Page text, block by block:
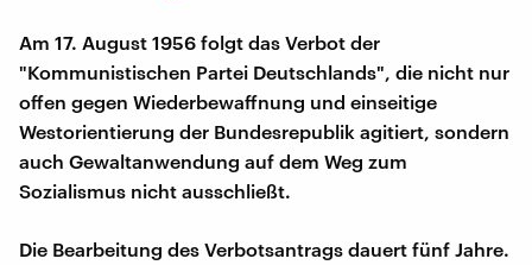
Am 17. August 1956 folgt das Verbot der
"Kommunistischen Partei Deutschlands", die nicht nur
offen gegen Wiederbewaffnung und einseitige
Westorientierung der Bundesrepublik agitiert, sondern
auch Gewaltanwendung auf dem Weg zum
Sozialismus nicht ausschließt.
Die Bearbeitung des Verbotsantrags dauert fünf Jahre.